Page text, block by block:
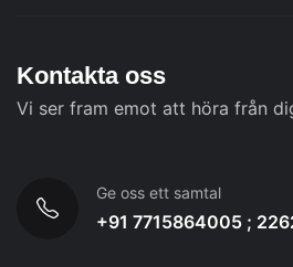
Kontakta oss
Vi ser fram emot att höra från
Ge oss ett samtal
+91 7715864005 ;